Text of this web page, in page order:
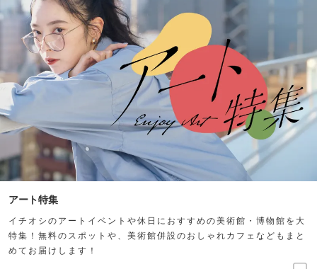
アート特集
イチオシのアートイベントや休日におすすめの美術館・博物館を大
特集！無料のスポットや、美術館併設のおしゃれカフェなどもまと
めてお届けします！